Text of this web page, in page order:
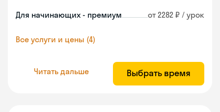
Для начинающих - премиум от 2282 ₽ / урок
Все услуги и цены (4)
Читать дальше Выбрать время